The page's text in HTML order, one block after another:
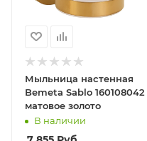
Мыльница настенная
Bemeta Sablo 160108042
матовое золото
В наличии